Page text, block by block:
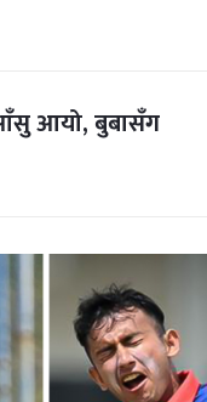
आँसु आयो, बुबासँग